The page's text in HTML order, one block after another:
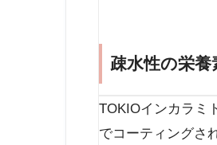
疎水性の栄養
TOKIOインカラミ
でコーティングさ